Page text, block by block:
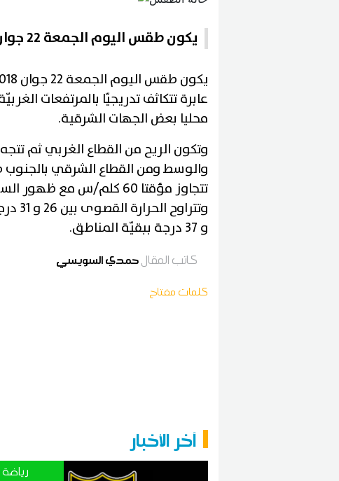
يكون طقس اليوم الجمعة 22 جوان 2018 مغشى بضباب محلي
عابرة تتكاثف تدريجيّا بالمرتفعات
محليا بعض الجهات الشرقية.
وتكون الريح من القطاع الغربي ثم
تتجاوز مؤقتا 60 كلم/س مع ظهور السحب الرعدية والبحر قليل الاضطراب
و 37 درجة ببقيّة المناطق
.
كاتب المقالحمدي السويسي
كلمات مفتاح
آخر الأخبار
رياضة